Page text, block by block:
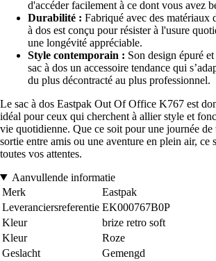
d'accéder facilement à ce dont vous avez
Durabilité : Fabriqué avec des matériaux
à dos est conçu pour résister à l'usure
une longévité appréciable.
Style contemporain : Son design épuré
sac à dos un accessoire tendance qui
du plus décontracté au plus professionnel.
Le sac à dos Eastpak Out Of Office K767 est
idéal pour ceux qui cherchent à allier style et
vie quotidienne. Que ce soit pour une journée de
sortie entre amis ou une aventure en plein air, ce
toutes vos attentes.
Aanvullende informatie
Merk
Eastpak
Leveranciersreferentie EK000767B0P
Kleur
brize retro soft
Kleur
Roze
Geslacht
Gemengd